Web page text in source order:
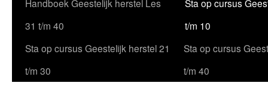
Handboek Geestelijk herstel Les
31 t/m 40
Sta op cursus
t/m 10
Sta op cursus Geestelijk herstel 21
t/m 30
Sta op cursus
t/m 40